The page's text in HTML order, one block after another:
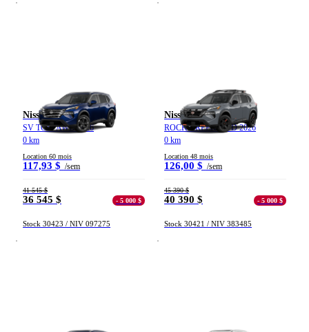
Nissan Rogue
SV TOIT AWD 2026
0 km
Location 60 mois
117,93 $ /sem
41 545 $
36 545 $ - 5 000 $
Stock 30423 / NIV 097275
Nissan Rogue
ROCK CREEK AWD 2026
0 km
Location 48 mois
126,00 $ /sem
45 390 $
40 390 $ - 5 000 $
Stock 30421 / NIV 383485